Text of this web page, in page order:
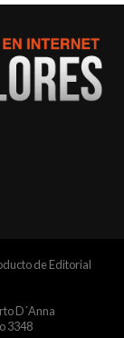
de Editorial
D´Anna
3348